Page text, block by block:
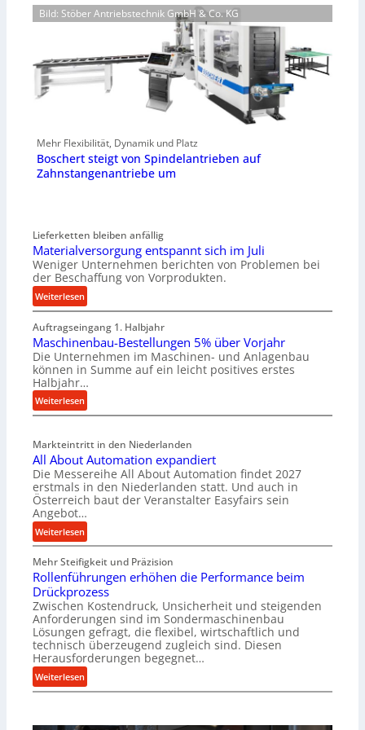
Bild: Stöber Antriebstechnik GmbH & Co. KG
Mehr Flexibilität, Dynamik und Platz
Boschert steigt von Spindelantrieben auf
Zahnstangenantriebe um
Lieferketten bleiben anfällig
Materialversorgung entspannt sich im Juli
Weniger Unternehmen berichten von Problemen bei
der Beschaffung von Vorprodukten.
Weiterlesen:
M
a
t
e
r
i
a
l
e
r
s
o
u
n
g
e
n
t
s
p
a
n
Auftragseingang 1. Halbjahr
Maschinenbau-Bestellungen 5% über Vorjahr
Die Unternehmen im Maschinen- und Anlagenbau
können in Summe auf ein leicht positives erstes
Halbjahr…
Weiterlesen:
M
s
c
h
i
n
e
n
a
u
B
e
s
t
e
l
u
Markteintritt in den Niederlanden
All About Automation expandiert
Die Messereihe All About Automation findet 2027
erstmals in den Niederlanden statt. Und auch in
Österreich baut der Veranstalter Easyfairs sein
Angebot…
Weiterlesen:
A
l
l
A
b
o
u
t
A
u
Mehr Steifigkeit und Präzision
Rollenführungen erhöhen die Performance beim
Drückprozess
Zwischen Kostendruck, Unsicherheit und steigenden
Anforderungen sind im Sondermaschinenbau
Lösungen gefragt, die flexibel, wirtschaftlich und
technisch überzeugend zugleich sind. Diesen
Herausforderungen begegnet…
Weiterlesen:
R
l